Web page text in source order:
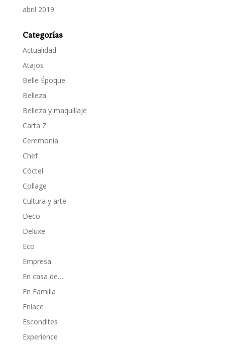
abril 2019
Categorías
Actualidad
Atajos
Belle Époque
Belleza
Belleza y maquillaje
Carta Z
Ceremonia
Chef
Cóctel
Collage
Cultura y arte
Deco
Deluxe
Eco
Empresa
En casa de…
En Familia
Enlace
Escondites
Experience